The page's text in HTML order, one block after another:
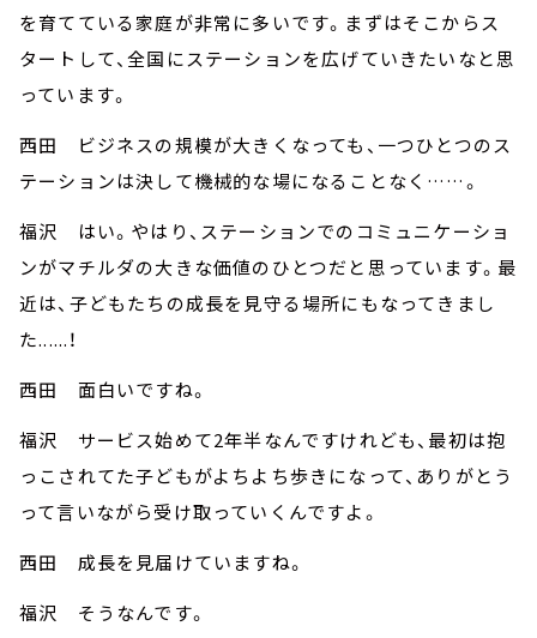
を育てている家庭が非常に多いです。まずはそこからス
タートして、全国にステーションを広げていきたいなと思
っています。
西田 ビジネスの規模が大きくなっても、一つひとつのス
テーションは決して機械的な場になることなく……。
福沢 はい。やはり、ステーションでのコミュニケーショ
ンがマチルダの大きな価値のひとつだと思っています。最
近は、子どもたちの成長を見守る場所にもなってきまし
た......！
西田 面白いですね。
福沢 サービス始めて2年半なんですけれども、最初は抱
っこされてた子どもがよちよち歩きになって、ありがとう
って言いながら受け取っていくんですよ。
西田 成長を見届けていますね。
福沢 そうなんです。